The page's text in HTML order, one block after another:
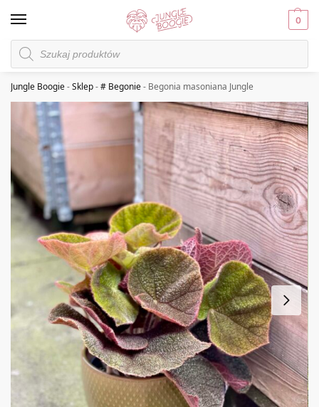
0
Jungle Boogie-Sklep-# Begonie- Begonia masoniana Jungle